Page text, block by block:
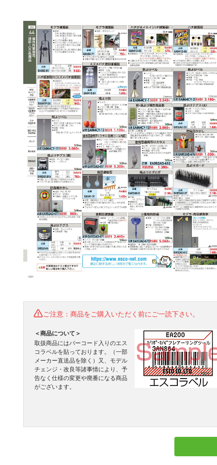
ご注意：商品をご購入いただく前にご一読下さい。
＜商品について＞
取扱商品にはバーコード入りのエス
コラベルを貼っております。（一部
メーカー直送品を除く）又、モデル
チェンジ・改良等諸事情により、予
告なく仕様の変更や廃番になる商品
がございます。